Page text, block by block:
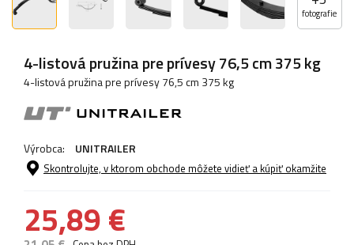
fotografie
4-listová pružina pre prívesy 76,5 cm 375 kg
4-listová pružina pre prívesy 76,5 cm 375 kg
Výrobca: UNITRAILER
Skontrolujte, v ktorom obchode môžete vidieť a kúpiť okamžite
25,89 €